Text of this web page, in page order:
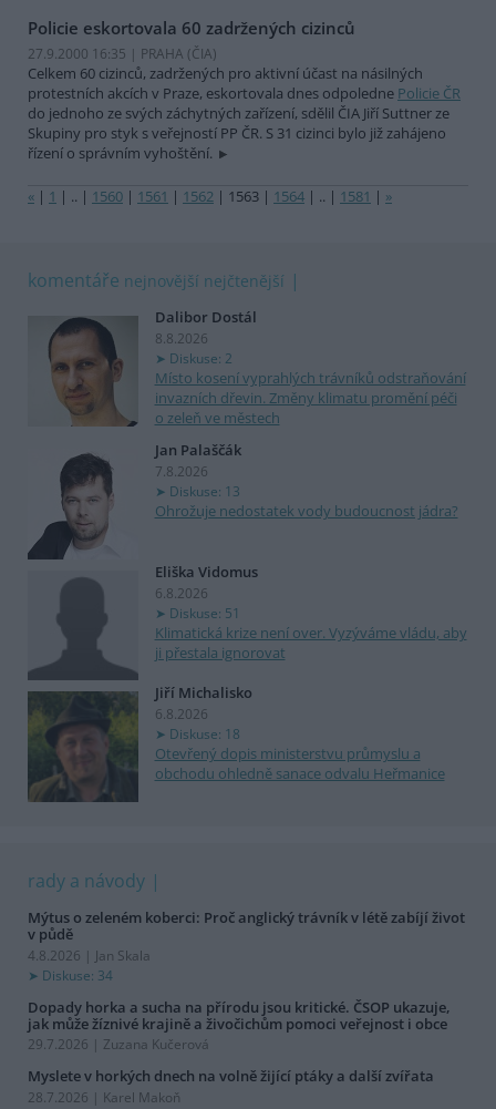
Policie eskortovala 60 zadržených cizinců
27.9.2000 16:35 | PRAHA (ČIA)
Celkem 60 cizinců, zadržených pro aktivní účast na násilných
protestních akcích v Praze, eskortovala dnes odpoledne Policie ČR
do jednoho ze svých záchytných zařízení, sdělil ČIA Jiří Suttner ze
Skupiny pro styk s veřejností PP ČR. S 31 cizinci bylo již zahájeno
řízení o správním vyhoštění.
« | 1 | .. | 1560 | 1561 | 1562 | 1563 | 1564 | .. | 1581 | »
komentáře nejnovější nejčtenější
Dalibor Dostál
8.8.2026
Diskuse: 2
Místo kosení vyprahlých trávníků odstraňování
invazních dřevin. Změny klimatu promění péči
o zeleň ve městech
Jan Palaščák
7.8.2026
Diskuse: 13
Ohrožuje nedostatek vody budoucnost jádra?
Eliška Vidomus
6.8.2026
Diskuse: 51
Klimatická krize není over. Vyzýváme vládu, aby
ji přestala ignorovat
Jiří Michalisko
6.8.2026
Diskuse: 18
Otevřený dopis ministerstvu průmyslu a
obchodu ohledně sanace odvalu Heřmanice
rady a návody
Mýtus o zeleném koberci: Proč anglický trávník v létě zabíjí život
v půdě
4.8.2026 | Jan Skala
Diskuse: 34
Dopady horka a sucha na přírodu jsou kritické. ČSOP ukazuje,
jak může žíznivé krajině a živočichům pomoci veřejnost i obce
29.7.2026 | Zuzana Kučerová
Myslete v horkých dnech na volně žijící ptáky a další zvířata
28.7.2026 | Karel Makoň